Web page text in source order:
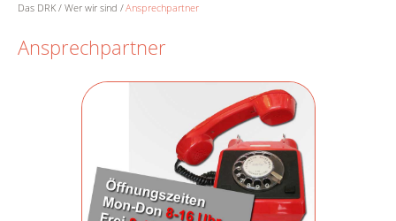
Das DRK Wer wir sind Ansprechpartner
Ansprechpartner